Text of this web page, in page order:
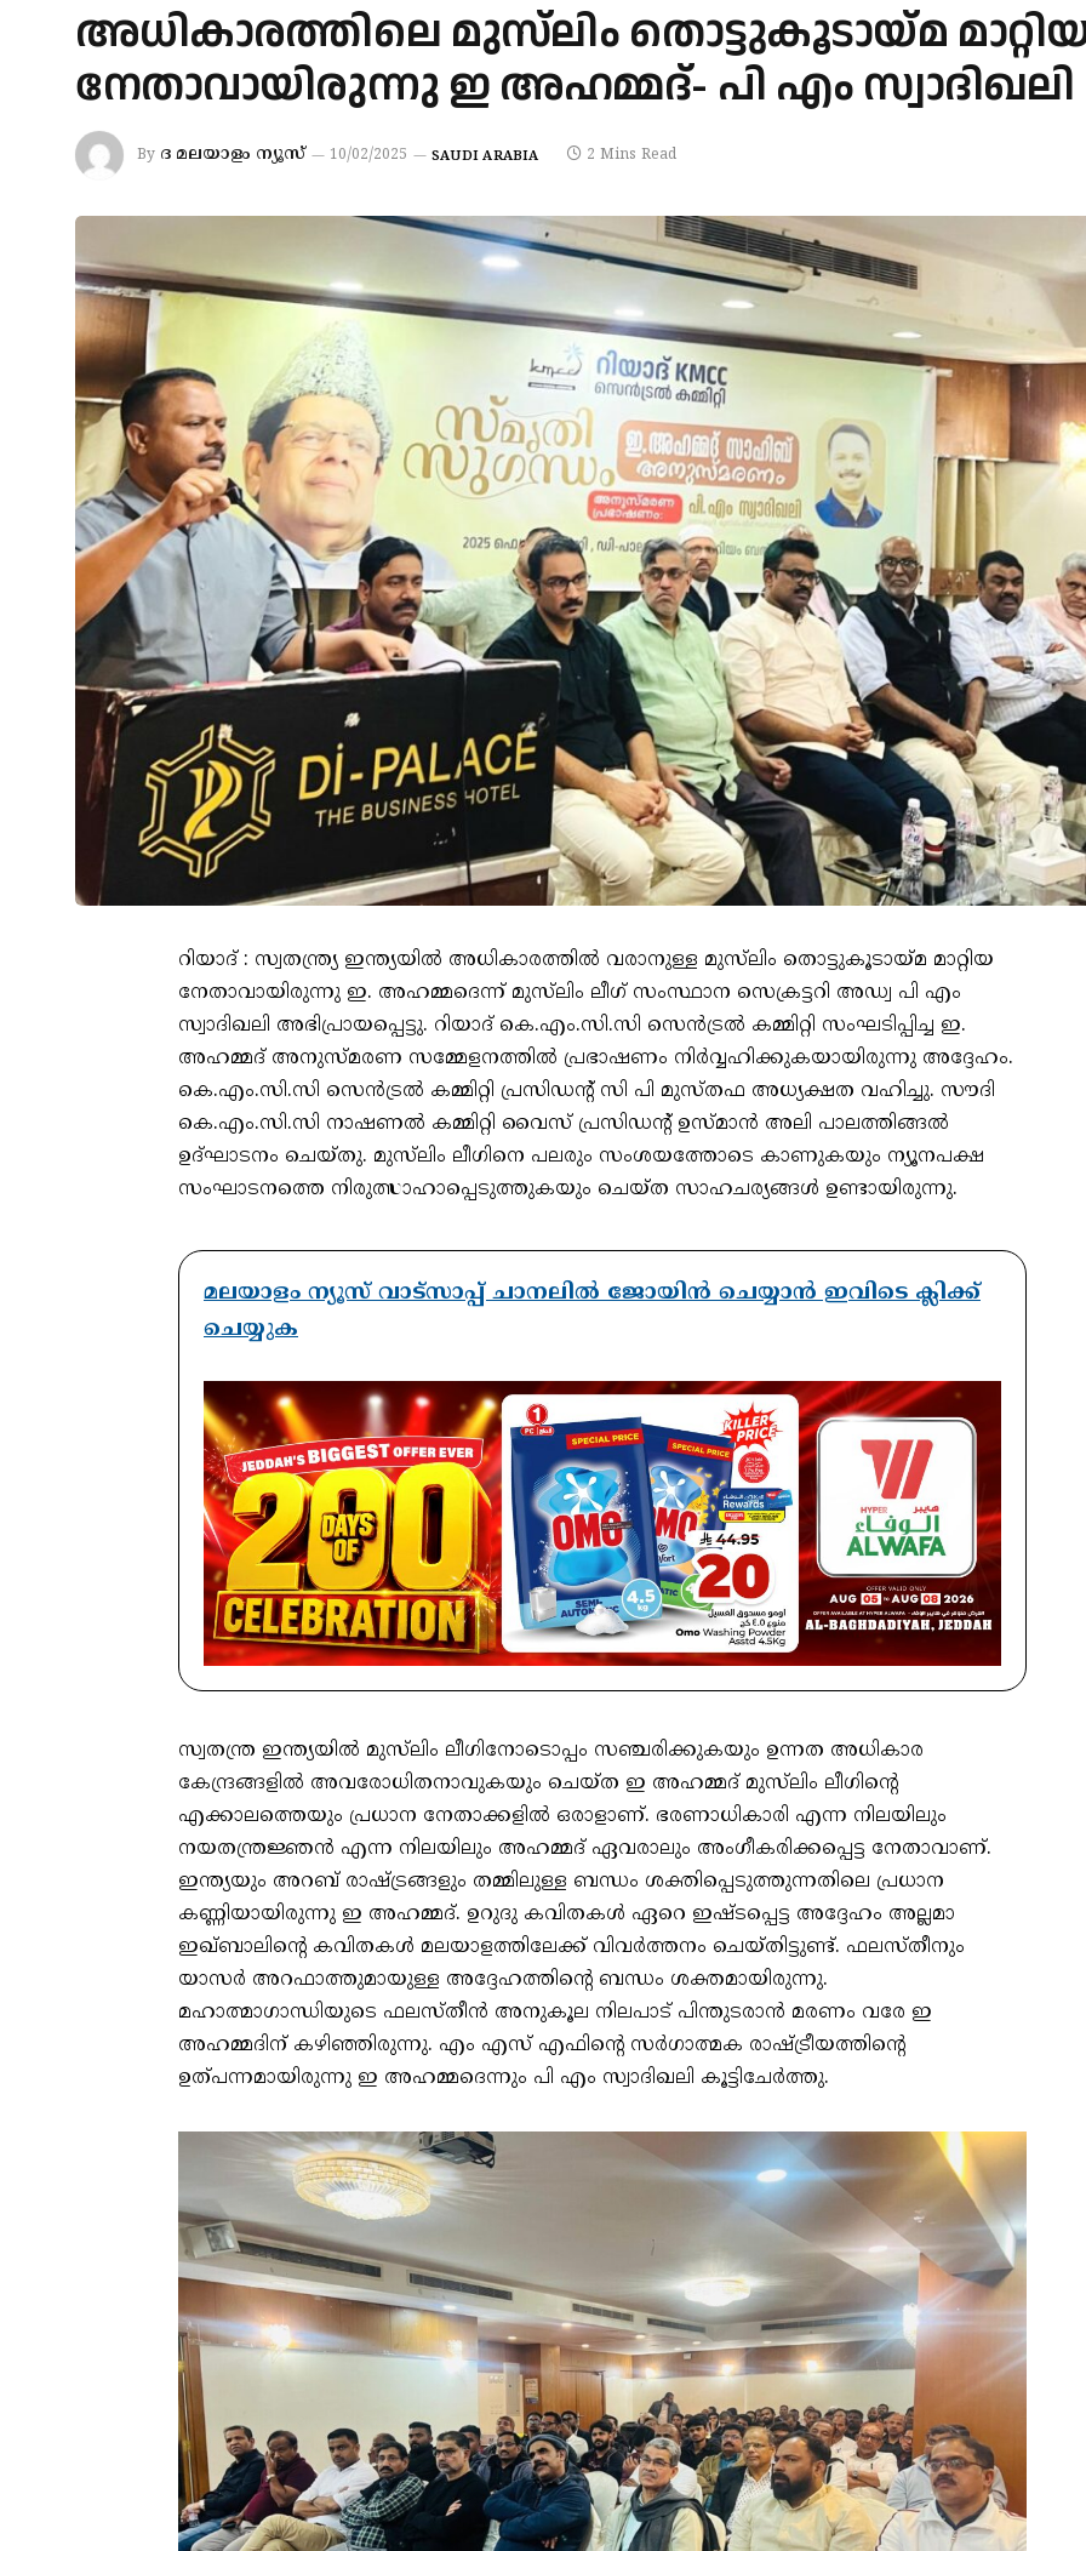
അധികാരത്തിലെ മുസ്‌ലിം തൊട്ടുകൂടായ്മ
നേതാവായിരുന്നു ഇ അഹമ്മദ്- പി എം സ്വാദിഖലി
By ദ മലയാളം ന്യൂസ് 10/02/2025 SAUDI ARABIA 2 Mins Read
റിയാദ് : സ്വതന്ത്ര്യ ഇന്ത്യയില്‍ അധികാരത്തില്‍ വരാനുള്ള മുസ്‌ലിം തൊട്ടുകൂടായ്മ മാറ്റിയ
നേതാവായിരുന്നു ഇ. അഹമ്മദെന്ന് മുസ്‌ലിം ലീഗ് സംസ്ഥാന സെക്രട്ടറി അഡ്വ പി എം
സ്വാദിഖലി അഭിപ്രായപ്പെട്ടു. റിയാദ് കെ.എം.സി.സി സെന്‍ട്രല്‍ കമ്മിറ്റി സംഘടിപ്പിച്ച ഇ.
അഹമ്മദ് അനുസ്മരണ സമ്മേളനത്തില്‍ പ്രഭാഷണം നിര്‍വ്വഹിക്കുകയായിരുന്നു അദ്ദേഹം.
കെ.എം.സി.സി സെന്‍ട്രല്‍ കമ്മിറ്റി പ്രസിഡന്റ് സി പി മുസ്തഫ അധ്യക്ഷത വഹിച്ചു. സൗദി
കെ.എം.സി.സി നാഷണല്‍ കമ്മിറ്റി വൈസ് പ്രസിഡന്റ് ഉസ്മാന്‍ അലി പാലത്തിങ്ങല്‍
ഉദ്ഘാടനം ചെയ്തു. മുസ്‌ലിം ലീഗിനെ പലരും സംശയത്തോടെ കാണുകയും ന്യൂനപക്ഷ
സംഘാടനത്തെ നിരുത്സാഹാപ്പെടുത്തുകയും ചെയ്ത സാഹചര്യങ്ങള്‍ ഉണ്ടായിരുന്നു.
മലയാളം ന്യൂസ് വാട്സാപ്പ് ചാനലിൽ ജോയിൻ ചെയ്യാൻ ഇവിടെ ക്ലിക്ക്
ചെയ്യുക
സ്വതന്ത്ര ഇന്ത്യയില്‍ മുസ്‌ലിം ലീഗിനോടൊപ്പം സഞ്ചരിക്കുകയും ഉന്നത അധികാര
കേന്ദ്രങ്ങളില്‍ അവരോധിതനാവുകയും ചെയ്ത ഇ അഹമ്മദ് മുസ്‌ലിം ലീഗിന്റെ
എക്കാലത്തെയും പ്രധാന നേതാക്കളില്‍ ഒരാളാണ്. ഭരണാധികാരി എന്ന നിലയിലും
നയതന്ത്രജ്ഞന്‍ എന്ന നിലയിലും അഹമ്മദ് ഏവരാലും അംഗീകരിക്കപ്പെട്ട നേതാവാണ്.
ഇന്ത്യയും അറബ് രാഷ്ട്രങ്ങളും തമ്മിലുള്ള ബന്ധം ശക്തിപ്പെടുത്തുന്നതിലെ പ്രധാന
കണ്ണിയായിരുന്നു ഇ അഹമ്മദ്. ഉറുദു കവിതകള്‍ ഏറെ ഇഷ്ടപ്പെട്ട അദ്ദേഹം അല്ലമാ
ഇഖ്ബാലിന്റെ കവിതകള്‍ മലയാളത്തിലേക്ക് വിവര്‍ത്തനം ചെയ്തിട്ടുണ്ട്. ഫലസ്തീനും
യാസര്‍ അറഫാത്തുമായുള്ള അദ്ദേഹത്തിന്റെ ബന്ധം ശക്തമായിരുന്നു.
മഹാത്മാഗാന്ധിയുടെ ഫലസ്തീന്‍ അനുകൂല നിലപാട് പിന്തുടരാൻ മരണം വരേ ഇ
അഹമ്മദിന് കഴിഞ്ഞിരുന്നു. എം എസ് എഫിന്റെ സര്‍ഗാത്മക രാഷ്ട്രീയത്തിന്റെ
ഉത്പന്നമായിരുന്നു ഇ അഹമ്മദെന്നും പി എം സ്വാദിഖലി കൂട്ടിചേര്‍ത്തു.